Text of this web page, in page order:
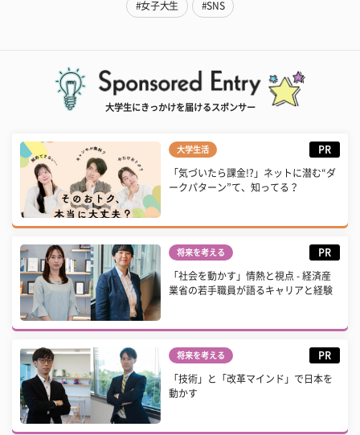
#女子大生 #SNS
大学生にきっかけを届けるスポンサー
大学生活 PR
「気づいたら課金!?」ネットに潜む“ダ
ークパターン”て、知ってる？
将来を考える PR
「社会を動かす」情熱と視点 - 経済産
業省の若手職員が語るキャリアと経験
将来を考える PR
「技術」と「改革マインド」で日本を
動かす